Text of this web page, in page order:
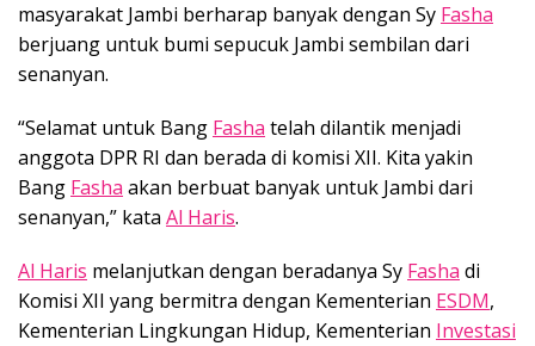
masyarakat Jambi berharap banyak dengan Sy Fasha
berjuang untuk bumi sepucuk Jambi sembilan dari
senanyan.
“Selamat untuk Bang Fasha telah dilantik menjadi
anggota DPR RI dan berada di komisi XII. Kita yakin
Bang Fasha akan berbuat banyak untuk Jambi dari
senanyan,” kata Al Haris.
Al Haris melanjutkan dengan beradanya Sy Fasha di
Komisi XII yang bermitra dengan Kementerian ESDM,
Kementerian Lingkungan Hidup, Kementerian Investasi